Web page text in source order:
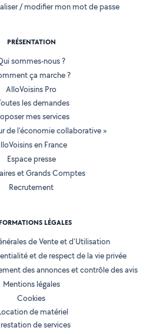
/ modifier mon mot de passe
PRÉSENTATION
sommes-nous ?
ça marche ?
AlloVoisins Pro
les demandes
mes services
de l'économie collaborative »
en France
Espace presse
et Grands Comptes
Recrutement
LÉGALES
de Vente et d'Utilisation
et de respect de la vie privée
des annonces et contrôle des avis
Mentions légales
Cookies
de matériel
de services